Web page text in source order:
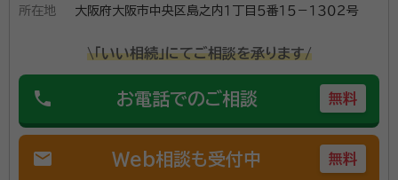
所在地
大阪府大阪市中央区島之内１丁目５番１５－１３０２号
\「いい相続」にてご相談を承ります/
phone お電話でのご相談 無料
mail Web相談も受付中 無料